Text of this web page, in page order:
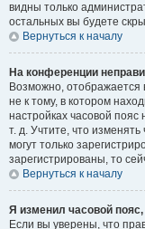
видны только
остальных вы будете
Вернуться к началу
На конференции
Возможно, отображается
не к тому, в котором
настройках часовой пояс
т. д. Учтите, что
могут только
зарегистрированы, то
Вернуться к началу
Я изменил часовой
Если вы уверены, что